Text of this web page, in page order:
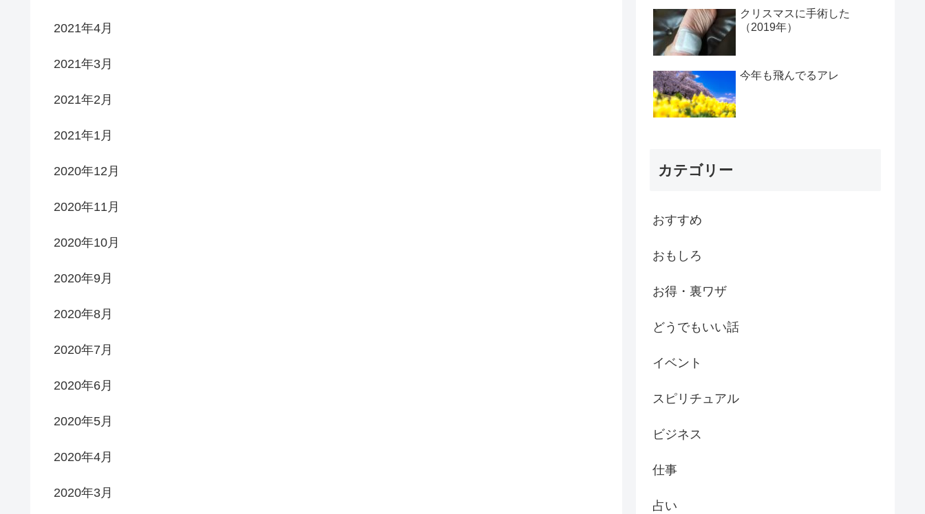
2021年4月
2021年3月
2021年2月
2021年1月
2020年12月
2020年11月
2020年10月
2020年9月
2020年8月
2020年7月
2020年6月
2020年5月
2020年4月
2020年3月
クリスマスに手術した
（2019年）
今年も飛んでるアレ
カテゴリー
おすすめ
おもしろ
お得・裏ワザ
どうでもいい話
イベント
スピリチュアル
ビジネス
仕事
占い